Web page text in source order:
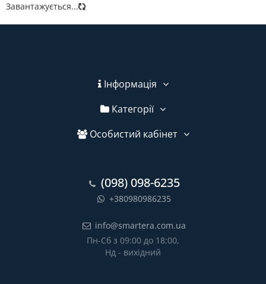
Завантажується...
Інформація
Категорії
Особистий кабінет
(098) 098-6235
+380980986235
info@smartera.com.ua
Пн-Сб з 09:00 до 18:00,
Нд - вихідний